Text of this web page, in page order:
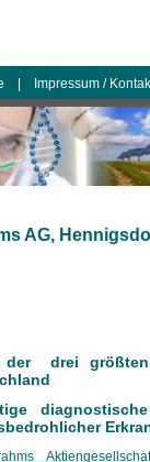
Impressum /
AG,
der drei größten